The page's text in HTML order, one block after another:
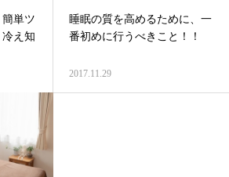
トさせていただきます。
単ツ
え知
睡眠の質を高めるために、一
番初めに行うべきこと！！
2017.11.29